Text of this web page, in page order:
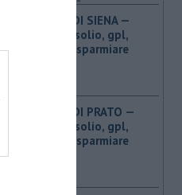
PROVINCIA DI SIENA — ​
Benzina, gasolio, gpl,
ecco dove risparmiare
PROVINCIA DI PRATO — ​
Benzina, gasolio, gpl,
ecco dove risparmiare